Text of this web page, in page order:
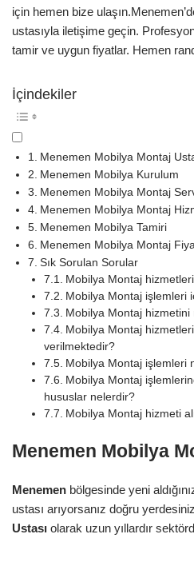
için hemen bize
ustasıyla iletişime geçin.
tamir ve uygun fiyatlar. Hemen
İçindekiler
Menemen Mobilya Montaj
Menemen Mobilya Kurulum
Menemen Mobilya Montaj
Menemen Mobilya Montaj
Menemen Mobilya Tamiri
Menemen Mobilya Montaj
Sık Sorulan Sorular
Mobilya Montaj
Mobilya Montaj işlemleri
Mobilya Montaj hizmetini
Mobilya Montaj
verilmektedir?
Mobilya Montaj işlemleri
Mobilya Montaj
hususlar nelerdir?
Mobilya Montaj hizmeti
Menemen Mobilya
Menemen bölgesinde yeni
ustası arıyorsanız doğru
Ustası olarak uzun yıllardır